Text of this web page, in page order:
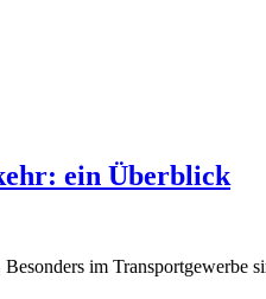
ein Überblick
im Transportgewerbe